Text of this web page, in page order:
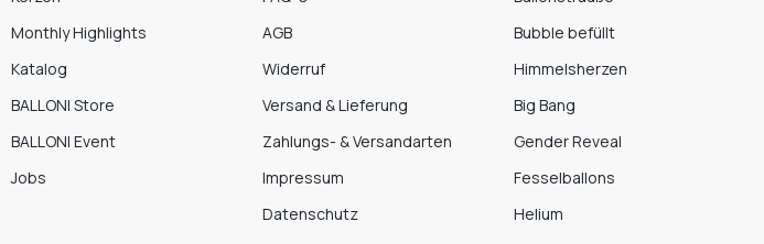
Monthly Highlights
Katalog
BALLONI Store
BALLONI Event
Jobs
AGB
Widerruf
Versand & Lieferung
Zahlungs- & Versandarten
Impressum
Datenschutz
Bubble befüllt
Himmelsherzen
Big Bang
Gender Reveal
Fesselballons
Helium